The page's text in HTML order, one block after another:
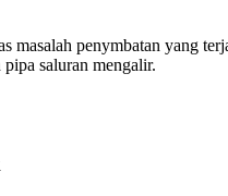
masalah penymbatan yang
saluran mengalir.